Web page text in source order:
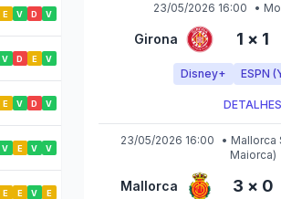
E V D V
V D E V
E V D V
V E V V
E E V E
23/05/2026 16:00 •
Girona 1 × 1
Disney+ ESPN
DETALHES
23/05/2026 16:00 • Mallorca
Maiorca)
Mallorca 3 × 0